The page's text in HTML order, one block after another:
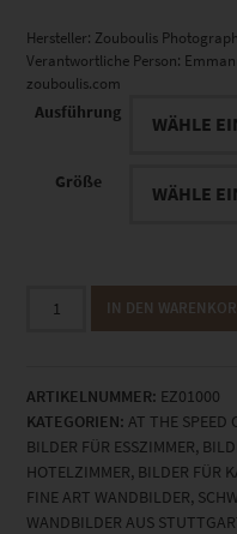
Hersteller: Zouboulis
Verantwortliche Person:
zouboulis.com
Ausführung
Größe
Zahnradbahn
IV
Menge
IN DEN
ARTIKELNUMMER: EZ01000
KATEGORIEN: AT THE SPEED
BILDER FÜR ESSZIMMER,
HOTELZIMMER, BILDER FÜR
FINE ART WANDBILDER,
WANDBILDER AUS